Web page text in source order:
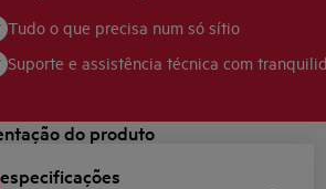
Tudo o que precisa num só sítio
Suporte e assistência técnica com
do produto
especificações